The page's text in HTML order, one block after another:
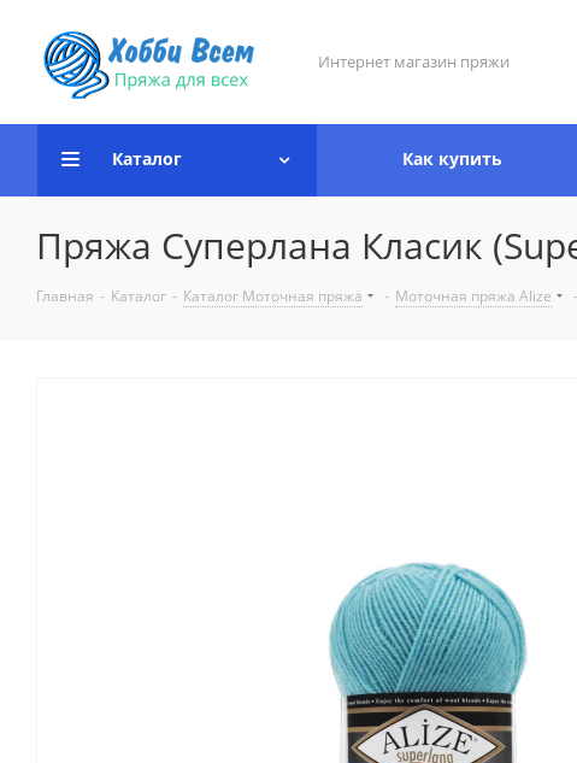
Интернет магазин пряжи
Каталог Как купить
Пряжа Суперлана Класик
Главная - Каталог - Каталог Моточная пряжа - Моточная пряжа Alize -